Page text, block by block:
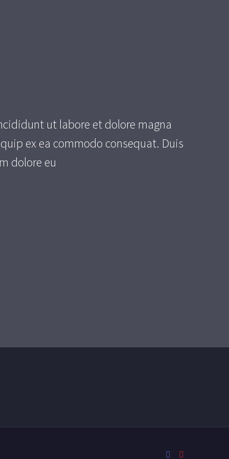
ut labore et dolore magna
ex ea commodo consequat. Duis
dolore eu